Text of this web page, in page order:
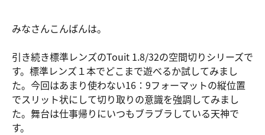
みなさんこんばんは。
引き続き標準レンズのTouit 1.8/32の空間切りシリーズで
す。標準レンズ１本でどこまで遊べるか試してみまし
た。今回はあまり使わない16：9フォーマットの縦位置
でスリット状にして切り取りの意識を強調してみまし
た。舞台は仕事帰りにいつもブラブラしている天神で
す。